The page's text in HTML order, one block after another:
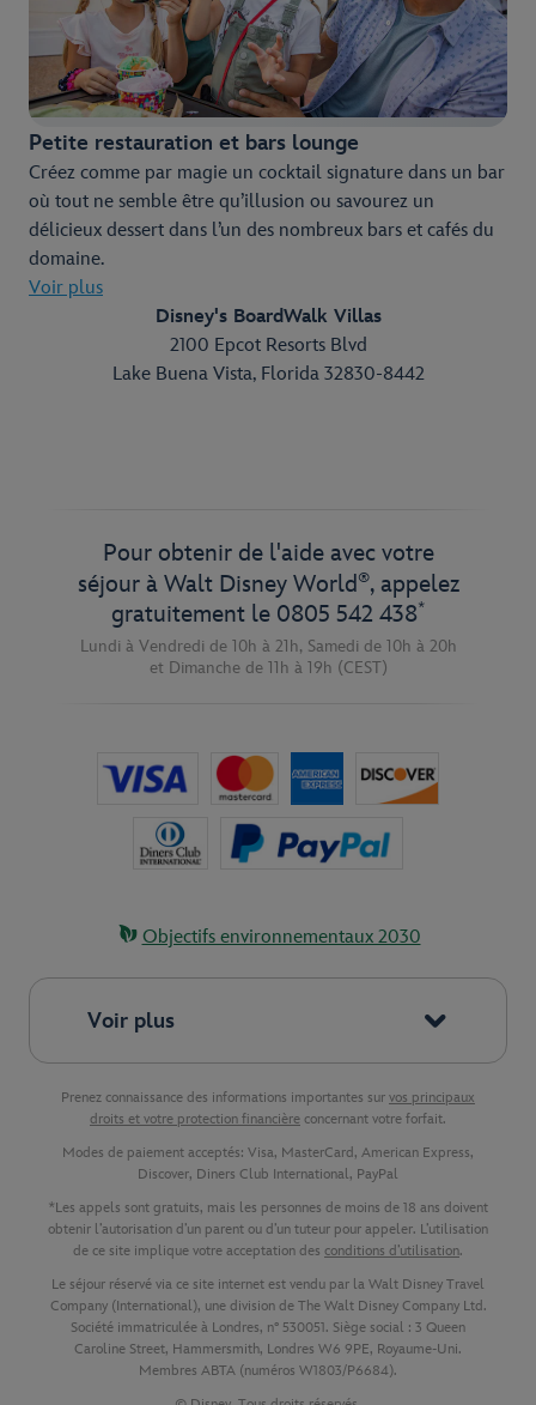
Petite restauration et bars lounge
Créez comme par magie un cocktail signature dans un bar
où tout ne semble être qu’illusion ou savourez un
délicieux dessert dans l’un des nombreux bars et cafés du
domaine.
Voir plus
Disney's BoardWalk Villas
2100 Epcot Resorts Blvd
Lake Buena Vista, Florida 32830-8442
Pour obtenir de l'aide avec votre
séjour à Walt Disney World ®, appelez
gratuitement le 0805 542 438*
Lundi à Vendredi de 10h à 21h, Samedi de 10h à 20h
et Dimanche de 11h à 19h (CEST)
Objectifs environnementaux 2030
Voir plus
Prenez connaissance des informations importantes sur vos principaux
droits et votre protection financière concernant votre forfait.
Modes de paiement acceptés: Visa, MasterCard, American Express,
Discover, Diners Club International, PayPal
*Les appels sont gratuits, mais les personnes de moins de 18 ans doivent
obtenir l’autorisation d’un parent ou d’un tuteur pour appeler. L’utilisation
de ce site implique votre acceptation des conditions d’utilisation.
Le séjour réservé via ce site internet est vendu par la Walt Disney Travel
Company (International), une division de The Walt Disney Company Ltd.
Société immatriculée à Londres, n° 530051. Siège social : 3 Queen
Caroline Street, Hammersmith, Londres W6 9PE, Royaume-Uni.
Membres ABTA (numéros W1803/P6684).